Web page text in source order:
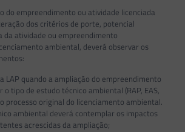
do empreendimento ou atividade licenciada
dos critérios de porte, potencial
da atividade ou empreendimento
ambiental, deverá observar os
quando a ampliação do empreendimento
tipo de estudo técnico ambiental (RAP, EAS,
processo original do licenciamento ambiental.
ambiental deverá contemplar os impactos
acrescidas da ampliação;